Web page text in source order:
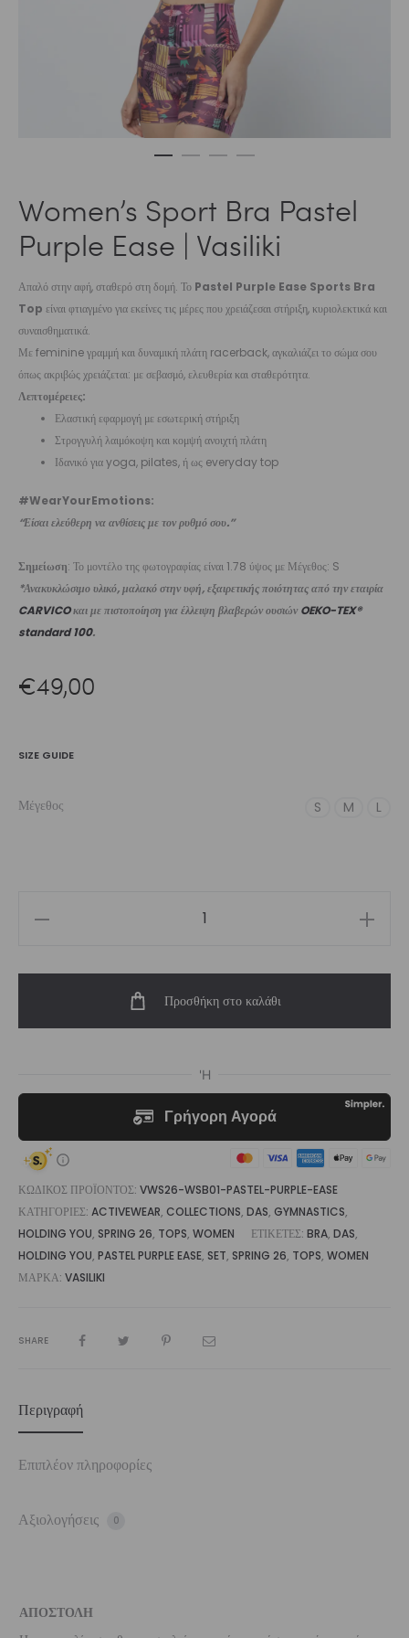
Women’s Sport Bra Pastel
Purple Ease | Vasiliki
Απαλό στην αφή, σταθερό στη δομή. Το Pastel Purple Ease Sports Bra
Top είναι φτιαγμένο για εκείνες τις μέρες που χρειάζεσαι στήριξη, κυριολεκτικά και
συναισθηματικά.
Με feminine γραμμή και δυναμική πλάτη racerback, αγκαλιάζει το σώμα σου
όπως ακριβώς χρειάζεται: με σεβασμό, ελευθερία και σταθερότητα.
Λεπτομέρειες:
Ελαστική εφαρμογή με εσωτερική στήριξη
Στρογγυλή λαιμόκοψη και κομψή ανοιχτή πλάτη
Ιδανικό για yoga, pilates, ή ως everyday top
#WearYourEmotions:
“Είσαι ελεύθερη να ανθίσεις με τον ρυθμό σου.”
Σημείωση: Το μοντέλο της φωτογραφίας είναι 1.78 ύψος με Μέγεθος: S
*Ανακυκλώσιμο υλικό, μαλακό στην υφή, εξαιρετικής ποιότητας από την εταιρία
CARVICOκαι με πιστοποίηση για έλλειψη βλαβερών ουσιών OEKO-TEX®
standard 100.
€49,00
SIZE GUIDE
Μέγεθος S M L
Purple
Προσθήκη στο καλάθι
ΚΩΔΙΚΌΣ ΠΡΟΪΌΝΤΟΣ: VWS26-WSB01-PASTEL-PURPLE-EASE
ΚΑΤΗΓΟΡΊΕΣ: ACTIVEWEAR, COLLECTIONS, DAS, GYMNASTICS,
HOLDING YOU, SPRING 26, TOPS, WOMEN ΕΤΙΚΈΤΕΣ: BRA, DAS,
HOLDING YOU, PASTEL PURPLE EASE, SET, SPRING 26, TOPS, WOMEN
ΜΆΡΚΑ: VASILIKI
SHARE
Περιγραφή
Επιπλέον πληροφορίες
Αξιολογήσεις 0
ΑΠΟΣΤΟΛΗ